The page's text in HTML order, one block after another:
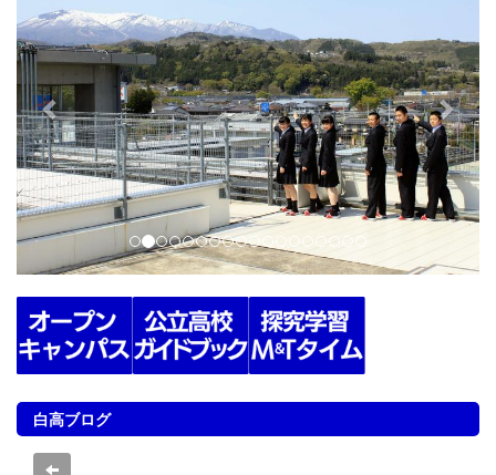
e
v
i
o
u
s
t
白高ブログ